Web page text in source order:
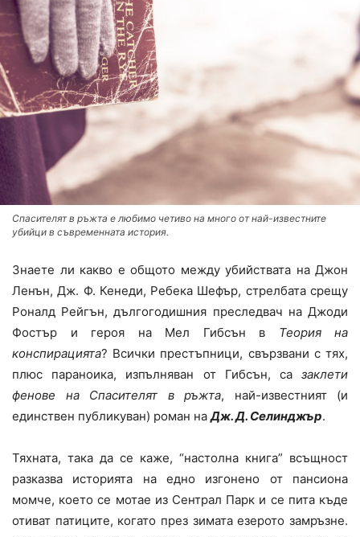
Спасителят в ръжта е любимо четиво на много от най-известните
убийци в съвременната история.
Знаете ли какво е общото между убийствата на Джон
Ленън, Дж. Ф. Кенеди, Ребека Шефър, стрелбата срещу
Роналд Рейгън, дългогодишния преследвач на Джоди
Фостър и героя на Мел Гибсън в Теория на
конспирацията? Всички престъпници, свързвани с тях,
плюс параноика, изпълняван от Гибсън, са заклети
фенове на Спасителят в ръжта, най-известният (и
единствен публикуван) роман на Дж. Д. Селинджър.
Тяхната, така да се каже, “настолна книга” всъщност
разказва историята на едно изгонено от пансиона
момче, което се мотае из Сентрал Парк и се пита къде
отиват патиците, когато през зимата езерото замръзне.